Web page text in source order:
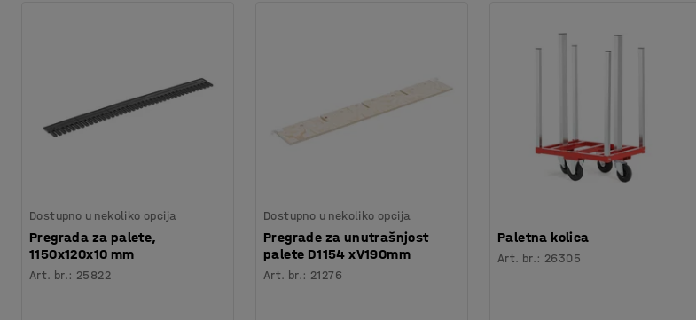
Dostupno u nekoliko opcija
Pregrada za palete,
1150x120x10 mm
Art. br.: 25822
Dostupno u nekoliko opcija
Pregrade za unutrašnjost
palete D1154 xV190mm
Art. br.: 21276
Paletna kolica
Art. br.: 26305